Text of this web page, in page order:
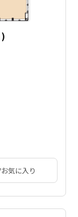
)
お気に入り